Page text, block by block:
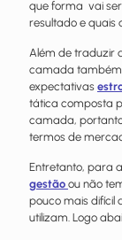
que forma vai
resultado e quais
Além de traduzir
camada também
expectativas
tática composta
camada,
termos de
Entretanto, para
gestão ou não
pouco mais difícil
utilizam. Logo